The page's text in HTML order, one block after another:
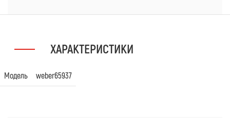
ХАРАКТЕРИСТИКИ
Модель weber65937